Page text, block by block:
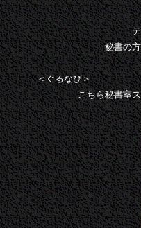
秘書の
＜ぐるなび＞
こちら秘書室
（※既に開